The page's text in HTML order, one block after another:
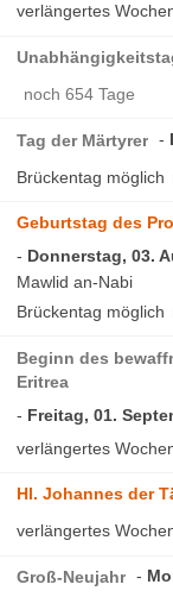
verlängertes
noch 654 Tage
Tag der Märtyrer
Brückentag möglich
Geburtstag des
Donnerstag, 03.
Mawlid an-Nabi
Brückentag möglich
Beginn des
Eritrea
Freitag, 01.
verlängertes
Hl. Johannes der
verlängertes
Groß-Neujahr